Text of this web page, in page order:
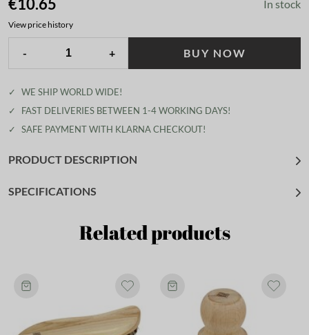
€10.65 In stock
View price history
- + BUY NOW
✓
WE SHIP WORLD WIDE!
✓
FAST DELIVERIES BETWEEN 1-4 WORKING DAYS!
✓
SAFE PAYMENT WITH KLARNA CHECKOUT!
PRODUCT DESCRIPTION
SPECIFICATIONS
Related products